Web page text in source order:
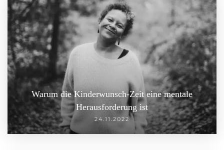
Warum die Kinderwunsch-Zeit eine mentale
Herausforderung ist
24.11.2022